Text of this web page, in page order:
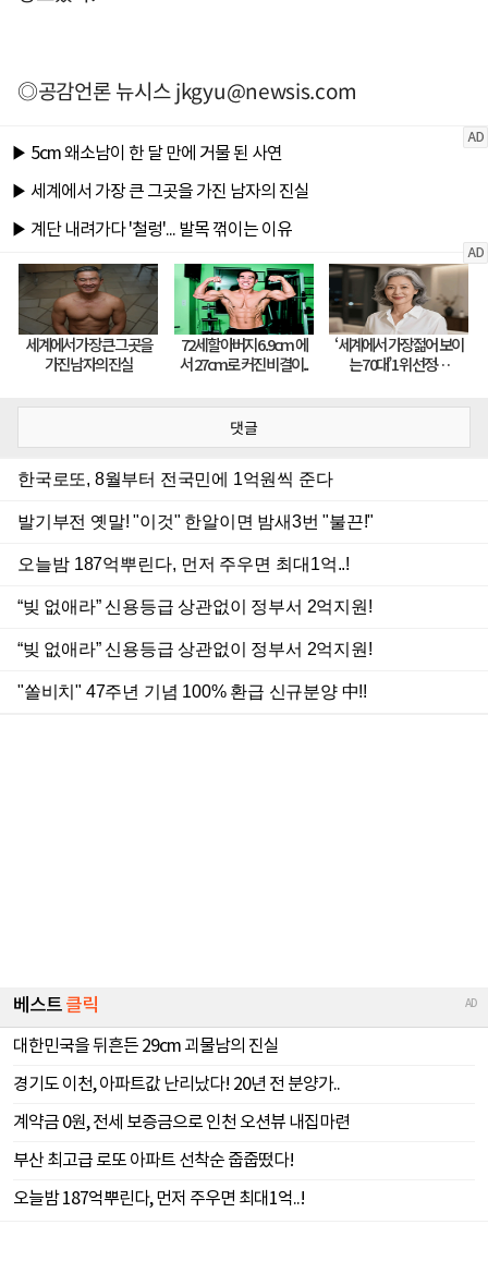
◎공감언론 뉴시스jkgyu@newsis.com
댓글